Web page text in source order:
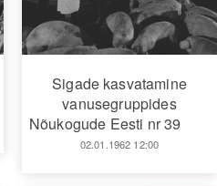
Sigade kasvatamine
vanusegruppides
Nõukogude Eesti nr 39
02.01.1962 12:00